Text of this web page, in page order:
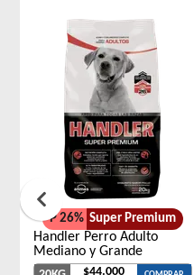
P 26% Super Premium
Handler Perro Adulto
Mediano y Grande
$44.000